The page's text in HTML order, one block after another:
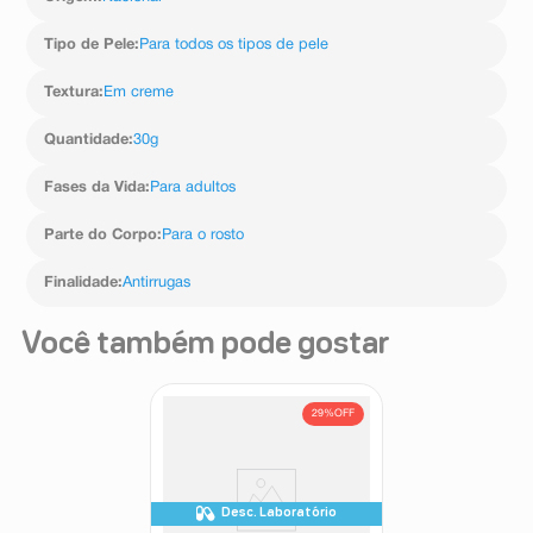
Tipo de Pele: Para todos os tipos de pele
Textura: Em creme
Quantidade:30g
Fases da Vida: Para adultos
Parte do Corpo: Para o rosto
Finalidade:Antirrugas
Você também pode gostar
29%OFF
Desc. Laboratório